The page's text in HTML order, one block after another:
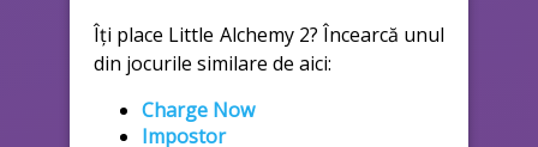
Îți place Little Alchemy 2? Încearcă unul
din jocurile similare de aici:
Charge Now
Impostor